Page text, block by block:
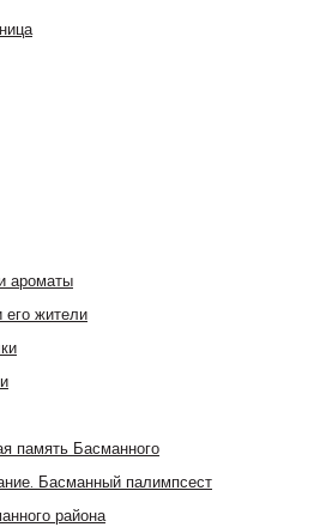
ароматы
его жители
память Басманного
Басманный палимпсест
района